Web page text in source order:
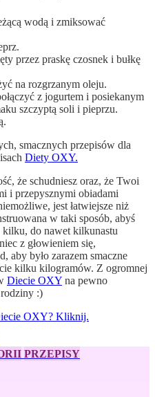
wodą i zmiksować
przez praskę czosnek i bułkę
na rozgrzanym oleju.
z jogurtem i posiekanym
szczyptą soli i pieprzu.
smacznych przepisów dla
Diety OXY.
że schudniesz oraz, że Twoi
i przepysznymi obiadami
jest łatwiejsze niż
w taki sposób, abyś
kilku, do nawet kilkunastu
z głowieniem się,
aby było zarazem smaczne
kilku kilogramów. Z ogromnej
Diecie OXY na pewno
:)
OXY? Kliknij.
PRZEPISY